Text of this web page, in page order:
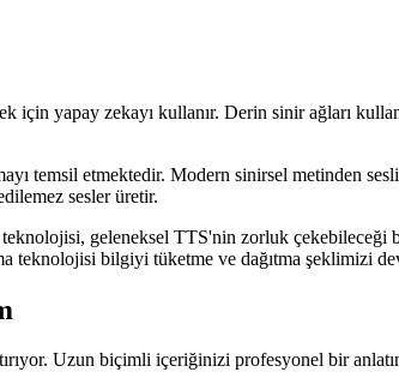
yapay zekayı kullanır. Derin sinir ağları
temsil etmektedir. Modern sinirsel metinden
sesler üretir.
geleneksel TTS'nin zorluk çekebileceği
teknolojisi bilgiyi tüketme ve dağıtma şeklimizi
Uzun biçimli içeriğinizi profesyonel bir